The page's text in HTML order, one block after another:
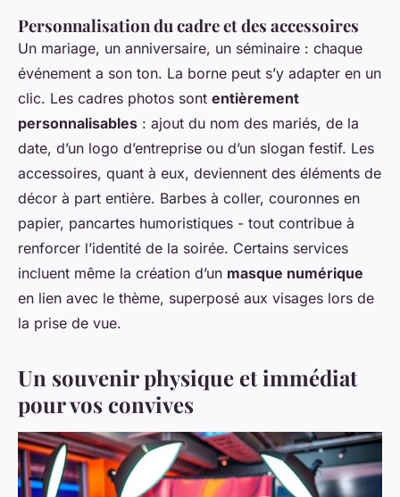
Personnalisation du cadre et des accessoires
Un mariage, un anniversaire, un séminaire : chaque
événement a son ton. La borne peut s’y adapter en un
clic. Les cadres photos sont entièrement
personnalisables : ajout du nom des mariés, de la
date, d’un logo d’entreprise ou d’un slogan festif. Les
accessoires, quant à eux, deviennent des éléments de
décor à part entière. Barbes à coller, couronnes en
papier, pancartes humoristiques - tout contribue à
renforcer l’identité de la soirée. Certains services
incluent même la création d’un masque numérique
en lien avec le thème, superposé aux visages lors de
la prise de vue.
Un souvenir physique et immédiat
pour vos convives